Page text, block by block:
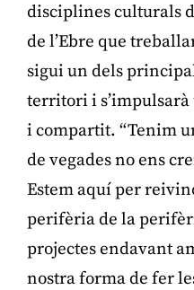
disciplines culturals
de l’Ebre que
sigui un dels
territori i
i compartit. “Tenim
de vegades no ens
Estem aquí per
perifèria de la
projectes endavant
nostra forma de fer